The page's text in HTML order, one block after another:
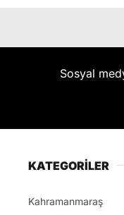
Sosyal
KATEGORİLER
Kahramanmaraş